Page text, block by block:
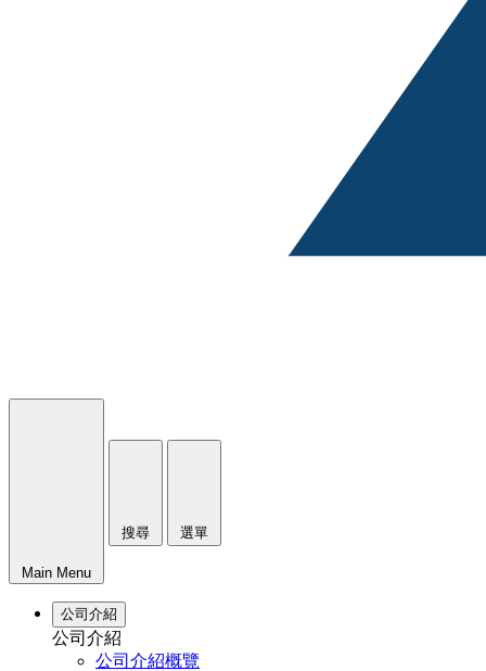
Main Menu
搜尋 選單
公司介紹
公司介紹
公司介紹概覽